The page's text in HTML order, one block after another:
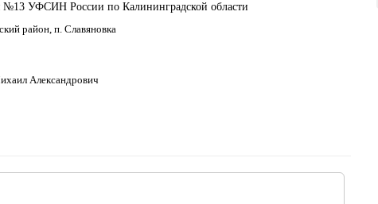
№13 УФСИН России по Калининградской области
район, п. Славяновка
Александрович